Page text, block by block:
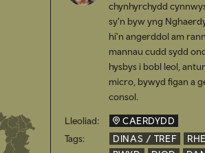
chynhyrchydd
sy'n byw yng
hi'n angerddol am
mannau cudd sydd
hysbys i bobl leol,
micro, bywyd figan a
consol.
Lleoliad:
CAERDYDD
Tags:
DINAS / TREF